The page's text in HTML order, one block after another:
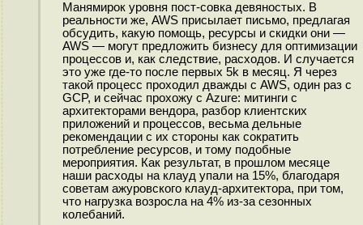
Манямирок уровня пост-совка девяностых. В
реальности же, AWS присылает письмо, предлагая
обсудить, какую помощь, ресурсы и скидки они —
AWS — могут предложить бизнесу для оптимизации
процессов и, как следствие, расходов. И случается
это уже где-то после первых 5k в месяц. Я через
такой процесс проходил дважды с AWS, один раз с
GCP, и сейчас прохожу с Azure: митинги с
архитекторами вендора, разбор клиентских
приложений и процессов, весьма дельные
рекомендации с их стороны как сократить
потребление ресурсов, и тому подобные
мероприятия. Как результат, в прошлом месяце
наши расходы на клауд упали на 15%, благодаря
советам ажуровского клауд-архитектора, при том,
что нагрузка возросла на 4% из-за сезонных
колебаний.